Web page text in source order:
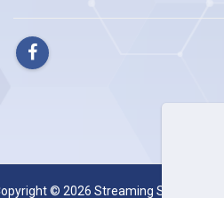
© 2026 Streaming Server